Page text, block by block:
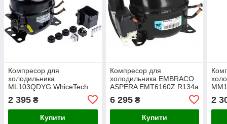
Компресор для
холодильника
ML103QDYG WhiceTech
R600a 168 W (з пусковим
реле)
2 395 ₴
Купити
Компресор для
холодильника EMBRACO
ASPERA EMT6160Z R134a
CSIR)
6 295₴
Купити
2